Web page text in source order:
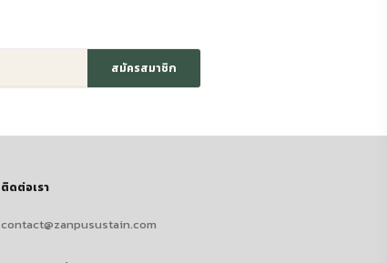
สมัครสมาชิก
ติดต่อเรา
contact@zanpusustain.com